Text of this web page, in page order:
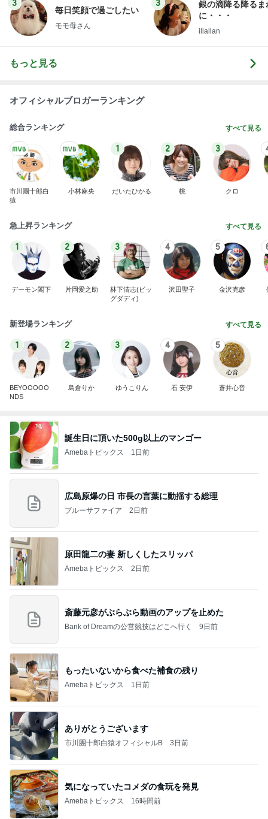
3
毎日笑顔で過ごしたい
モモ母さん
3
銀の滴降る降るま
に・・・
illallan
もっと見る
オフィシャルブロガーランキング
総合ランキング すべて見る
市川團十郎白
猿
小林麻央
1
だいたひかる
2
桃
3
クロ
急上昇ランキング すべて見る
1
デーモン閣下
2
片岡愛之助
3
林下清志(ビッ
グダディ)
4
沢田聖子
5
金沢克彦
新登場ランキング すべて見る
1
BEYOOOOO
NDS
2
島倉りか
3
ゆうこりん
4
石 安伊
5
蒼井心音
誕生日に頂いた500g以上のマンゴー
Amebaトピックス 1日前
広島原爆の日 市長の言葉に動揺する総理
ブルーサファイア 2日前
原田龍二の妻 新しくしたスリッパ
Amebaトピックス 2日前
斎藤元彦がぶらぶら動画のアップを止めた
Bank of Dreamの公営競技はどこへ行く 9日前
もったいないから食べた補食の残り
Amebaトピックス 1日前
ありがとうございます
市川團十郎白猿オフィシャルB 3日前
気になっていたコメダの食玩を発見
Amebaトピックス 16時間前